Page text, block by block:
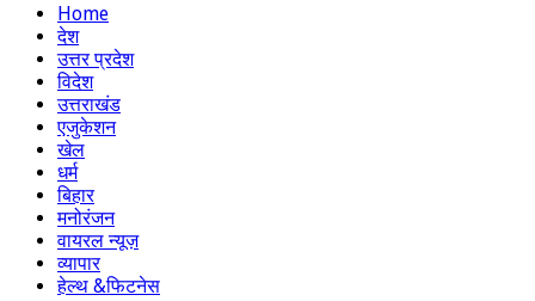
Home
देश
उत्तर प्रदेश
विदेश
उत्तराखंड
एजुकेशन
खेल
धर्म
बिहार
मनोरंजन
वायरल न्यूज़
व्यापार
हेल्थ &फिटनेस